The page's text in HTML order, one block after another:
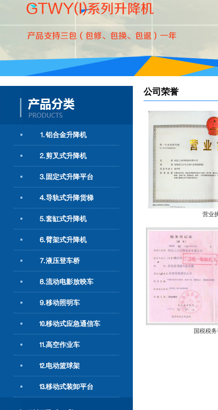
⒈铝合金升降机
⒉剪叉式升降机
⒊固定式升降平台
⒋导轨式升降货梯
⒌套缸式升降机
⒍臂架式升降机
⒎液压登车桥
⒏流动电影放映车
⒐移动照明车
⒑移动式应急通信车
⒒高空作业车
⒓电动篮球架
⒔移动式装卸平台
公司荣誉
营业
国税税